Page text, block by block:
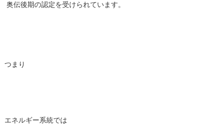
奥伝後期の認定を受けられています。
つまり
エネルギー系統では